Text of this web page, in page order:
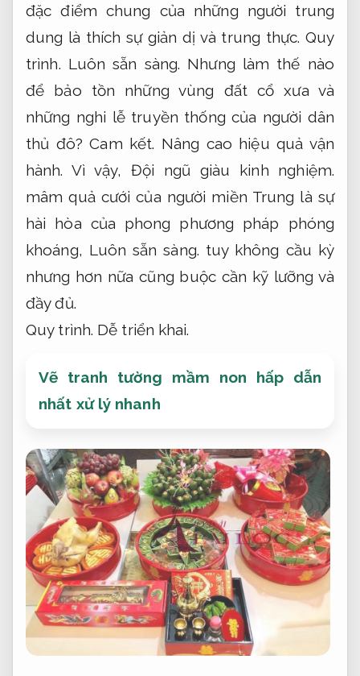
đặc điểm chung của những người trung
dung là thích sự giản dị và trung thực. Quy
trình. Luôn sẵn sàng. Nhưng làm thế nào
để bảo tồn những vùng đất cổ xưa và
những nghi lễ truyền thống của người dân
thủ đô?Cam kết. Nâng cao hiệu quả vận
hành. Vì vậy,Đội ngũ giàu kinh nghiệm.
mâm quả cưới của người miền Trung là sự
hài hòa của phong phương pháp phóng
khoáng, Luôn sẵn sàng. tuy không cầu kỳ
nhưng hơn nữa cũng buộc cần kỹ lưỡng và
đầy đủ.
Quy trình. Dễ triển khai.
Vẽ tranh tường mầm non hấp dẫn
nhất xử lý nhanh